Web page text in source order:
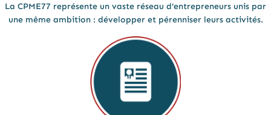
La CPME77 représente un vaste réseau d'entrepreneurs unis par
une même ambition : développer et pérenniser leurs activités.